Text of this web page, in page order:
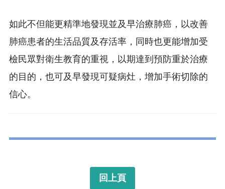
如此不但能更精準地發現並及早治療肺癌，以改善
肺癌患者的生活品質及存活率，同時也更能增加受
檢民眾對衛生教育的重視，以期達到預防重於治療
的目的，也可及早發現可疑病灶，增加手術切除的
信心。
回上頁